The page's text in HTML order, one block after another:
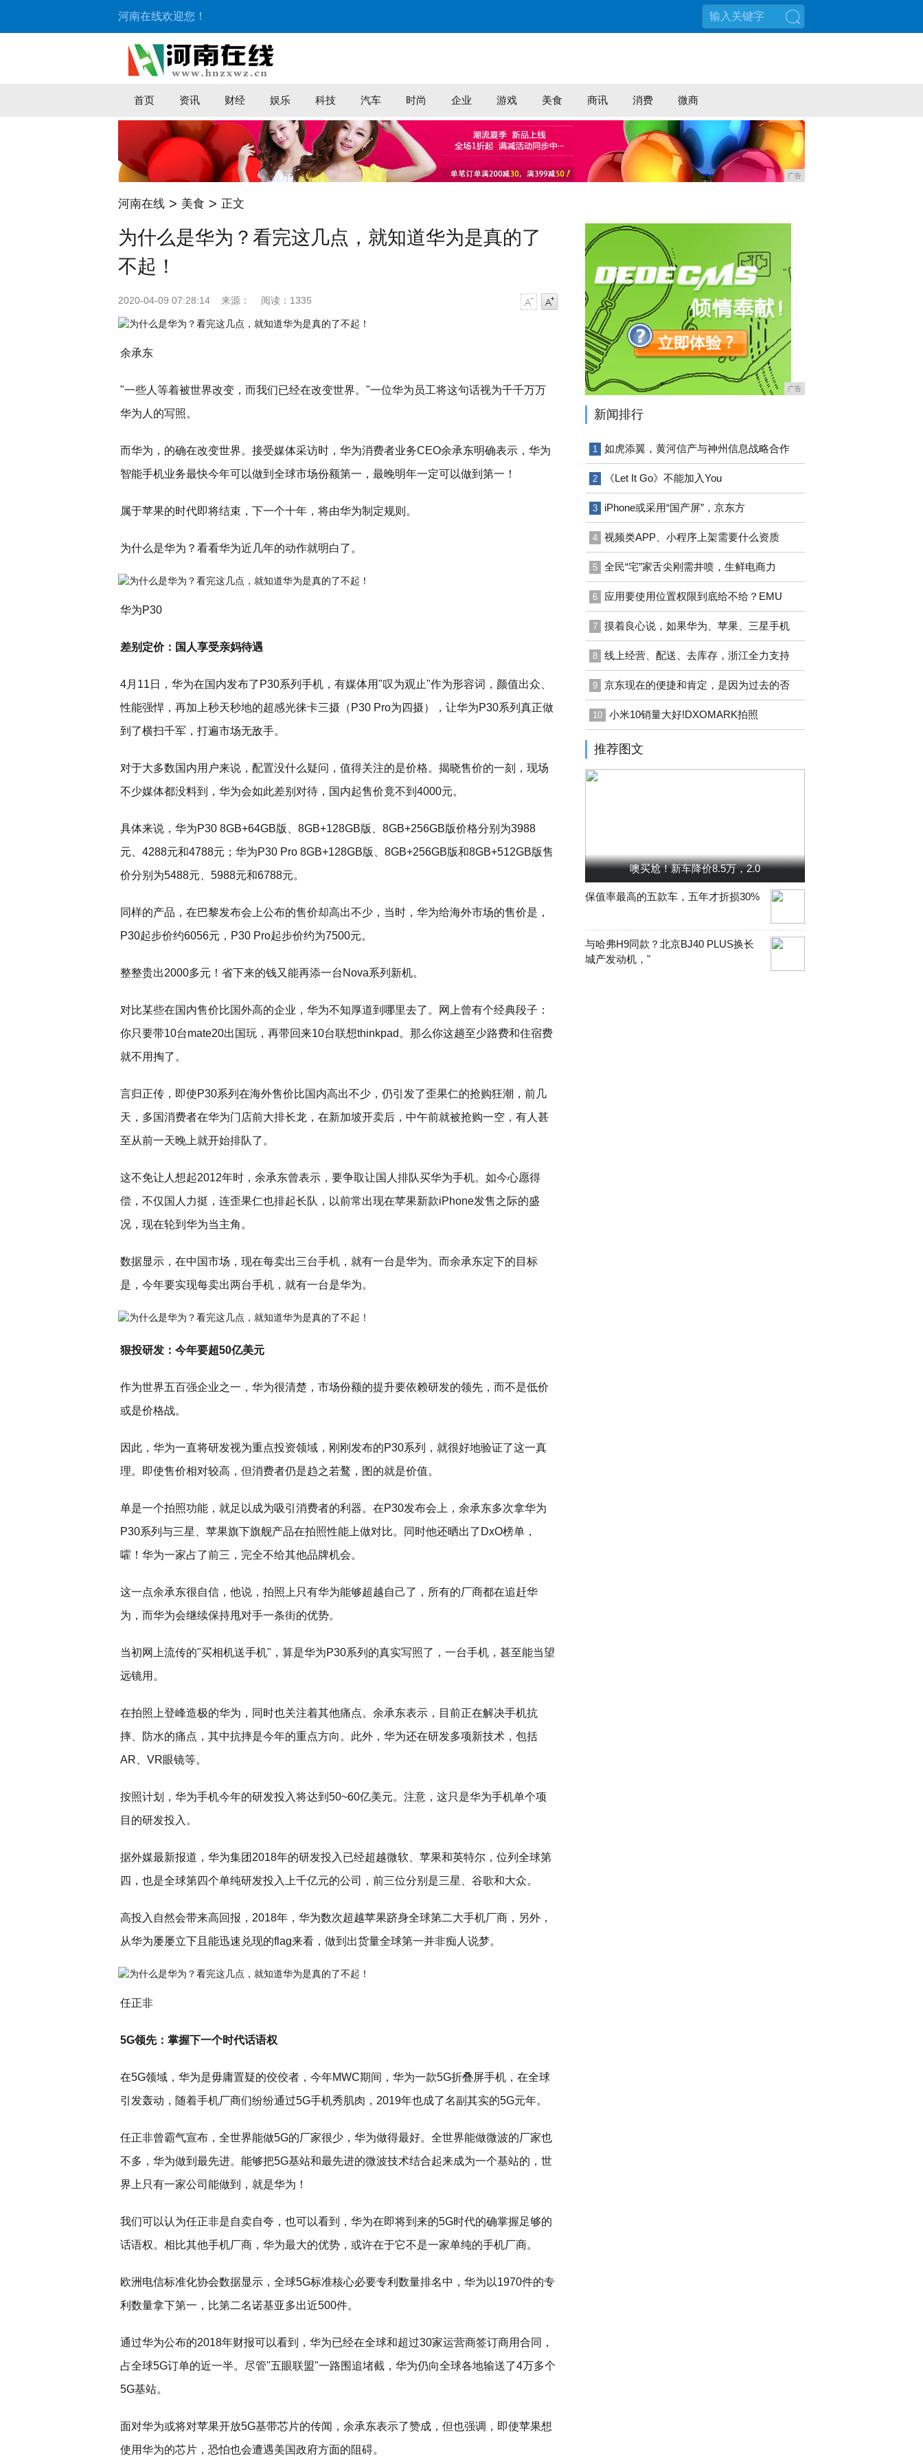
河南在线欢迎您！
首页 资讯 财经 娱乐 科技 汽车 时尚 企业 游戏 美食 商讯 消费 微商
广告
河南在线 > 美食 > 正文
为什么是华为？看完这几点，就知道华为是真的了
不起！
2020-04-09 07:28:14 来源： 阅读：1335
余承东
"一些人等着被世界改变，而我们已经在改变世界。"一位华为员工将这句话视为千千万万
华为人的写照。
而华为，的确在改变世界。接受媒体采访时，华为消费者业务CEO余承东明确表示，华为
智能手机业务最快今年可以做到全球市场份额第一，最晚明年一定可以做到第一！
属于苹果的时代即将结束，下一个十年，将由华为制定规则。
为什么是华为？看看华为近几年的动作就明白了。
华为P30
差别定价：国人享受亲妈待遇
4月11日，华为在国内发布了P30系列手机，有媒体用"叹为观止"作为形容词，颜值出众、
性能强悍，再加上秒天秒地的超感光徕卡三摄（P30 Pro为四摄），让华为P30系列真正做
到了横扫千军，打遍市场无敌手。
对于大多数国内用户来说，配置没什么疑问，值得关注的是价格。揭晓售价的一刻，现场
不少媒体都没料到，华为会如此差别对待，国内起售价竟不到4000元。
具体来说，华为P30 8GB+64GB版、8GB+128GB版、8GB+256GB版价格分别为3988
元、4288元和4788元；华为P30 Pro 8GB+128GB版、8GB+256GB版和8GB+512GB版售
价分别为5488元、5988元和6788元。
同样的产品，在巴黎发布会上公布的售价却高出不少，当时，华为给海外市场的售价是，
P30起步价约6056元，P30 Pro起步价约为7500元。
整整贵出2000多元！省下来的钱又能再添一台Nova系列新机。
对比某些在国内售价比国外高的企业，华为不知厚道到哪里去了。网上曾有个经典段子：
你只要带10台mate20出国玩，再带回来10台联想thinkpad。那么你这趟至少路费和住宿费
就不用掏了。
言归正传，即使P30系列在海外售价比国内高出不少，仍引发了歪果仁的抢购狂潮，前几
天，多国消费者在华为门店前大排长龙，在新加坡开卖后，中午前就被抢购一空，有人甚
至从前一天晚上就开始排队了。
这不免让人想起2012年时，余承东曾表示，要争取让国人排队买华为手机。如今心愿得
偿，不仅国人力挺，连歪果仁也排起长队，以前常出现在苹果新款iPhone发售之际的盛
况，现在轮到华为当主角。
数据显示，在中国市场，现在每卖出三台手机，就有一台是华为。而余承东定下的目标
是，今年要实现每卖出两台手机，就有一台是华为。
狠投研发：今年要超50亿美元
作为世界五百强企业之一，华为很清楚，市场份额的提升要依赖研发的领先，而不是低价
或是价格战。
因此，华为一直将研发视为重点投资领域，刚刚发布的P30系列，就很好地验证了这一真
理。即使售价相对较高，但消费者仍是趋之若鹜，图的就是价值。
单是一个拍照功能，就足以成为吸引消费者的利器。在P30发布会上，余承东多次拿华为
P30系列与三星、苹果旗下旗舰产品在拍照性能上做对比。同时他还晒出了DxO榜单，
嚯！华为一家占了前三，完全不给其他品牌机会。
这一点余承东很自信，他说，拍照上只有华为能够超越自己了，所有的厂商都在追赶华
为，而华为会继续保持甩对手一条街的优势。
当初网上流传的"买相机送手机"，算是华为P30系列的真实写照了，一台手机，甚至能当望
远镜用。
在拍照上登峰造极的华为，同时也关注着其他痛点。余承东表示，目前正在解决手机抗
摔、防水的痛点，其中抗摔是今年的重点方向。此外，华为还在研发多项新技术，包括
AR、VR眼镜等。
按照计划，华为手机今年的研发投入将达到50~60亿美元。注意，这只是华为手机单个项
目的研发投入。
据外媒最新报道，华为集团2018年的研发投入已经超越微软、苹果和英特尔，位列全球第
四，也是全球第四个单纯研发投入上千亿元的公司，前三位分别是三星、谷歌和大众。
高投入自然会带来高回报，2018年，华为数次超越苹果跻身全球第二大手机厂商，另外，
从华为屡屡立下且能迅速兑现的flag来看，做到出货量全球第一并非痴人说梦。
任正非
5G领先：掌握下一个时代话语权
在5G领域，华为是毋庸置疑的佼佼者，今年MWC期间，华为一款5G折叠屏手机，在全球
引发轰动，随着手机厂商们纷纷通过5G手机秀肌肉，2019年也成了名副其实的5G元年。
任正非曾霸气宣布，全世界能做5G的厂家很少，华为做得最好。全世界能做微波的厂家也
不多，华为做到最先进。能够把5G基站和最先进的微波技术结合起来成为一个基站的，世
界上只有一家公司能做到，就是华为！
我们可以认为任正非是自卖自夸，也可以看到，华为在即将到来的5G时代的确掌握足够的
话语权。相比其他手机厂商，华为最大的优势，或许在于它不是一家单纯的手机厂商。
欧洲电信标准化协会数据显示，全球5G标准核心必要专利数量排名中，华为以1970件的专
利数量拿下第一，比第二名诺基亚多出近500件。
通过华为公布的2018年财报可以看到，华为已经在全球和超过30家运营商签订商用合同，
占全球5G订单的近一半。尽管"五眼联盟"一路围追堵截，华为仍向全球各地输送了4万多个
5G基站。
面对华为或将对苹果开放5G基带芯片的传闻，余承东表示了赞成，但也强调，即使苹果想
使用华为的芯片，恐怕也会遭遇美国政府方面的阻碍。
广告
新闻排行
1 如虎添翼，黄河信产与神州信息战略合作
2 《Let It Go》不能加入You
3 iPhone或采用“国产屏”，京东方
4 视频类APP、小程序上架需要什么资质
5 全民“宅”家舌尖刚需井喷，生鲜电商力
6 应用要使用位置权限到底给不给？EMU
7 摸着良心说，如果华为、苹果、三星手机
8 线上经营、配送、去库存，浙江全力支持
9 京东现在的便捷和肯定，是因为过去的否
10 小米10销量大好!DXOMARK拍照
推荐图文
噢买尬！新车降价8.5万，2.0
保值率最高的五款车，五年才折损30%
与哈弗H9同款？北京BJ40 PLUS换长
城产发动机，"